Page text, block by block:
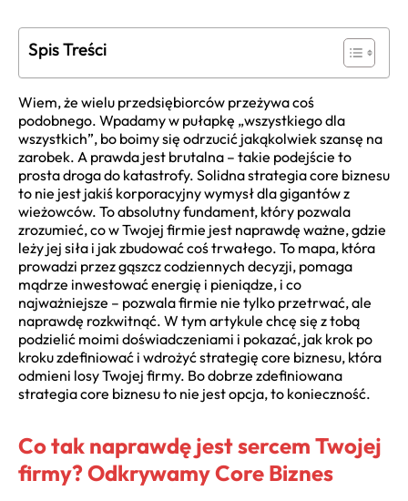
Spis Treści
Wiem, że wielu przedsiębiorców przeżywa coś
podobnego. Wpadamy w pułapkę „wszystkiego dla
wszystkich”, bo boimy się odrzucić jakąkolwiek szansę na
zarobek. A prawda jest brutalna – takie podejście to
prosta droga do katastrofy. Solidna strategia core biznesu
to nie jest jakiś korporacyjny wymysł dla gigantów z
wieżowców. To absolutny fundament, który pozwala
zrozumieć, co w Twojej firmie jest naprawdę ważne, gdzie
leży jej siła i jak zbudować coś trwałego. To mapa, która
prowadzi przez gąszcz codziennych decyzji, pomaga
mądrze inwestować energię i pieniądze, i co
najważniejsze – pozwala firmie nie tylko przetrwać, ale
naprawdę rozkwitnąć. W tym artykule chcę się z tobą
podzielić moimi doświadczeniami i pokazać, jak krok po
kroku zdefiniować i wdrożyć strategię core biznesu, która
odmieni losy Twojej firmy. Bo dobrze zdefiniowana
strategia core biznesu to nie jest opcja, to konieczność.
Co tak naprawdę jest sercem Twojej
firmy? Odkrywamy Core Biznes